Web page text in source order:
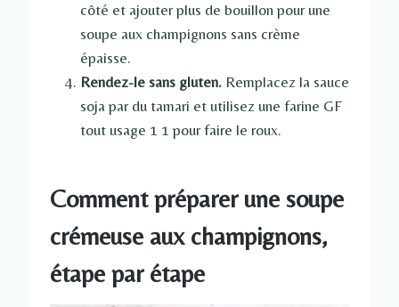
côté et ajouter plus de bouillon pour une
soupe aux champignons sans crème
épaisse.
Rendez-le sans gluten. Remplacez la sauce
soja par du tamari et utilisez une farine GF
tout usage 1 1 pour faire le roux.
Comment préparer une soupe
crémeuse aux champignons,
étape par étape